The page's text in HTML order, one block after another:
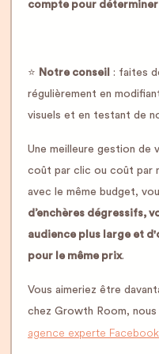
compte pour
⭐️ Notre conseil
: faites
régulièrement en
visuels et en testant de
Une meilleure gestion de
coût par clic ou coût par
avec le même budget,
d’enchères dégressifs,
audience plus large et
pour le même prix.
Vous aimeriez être
chez Growth Room,
agence experte